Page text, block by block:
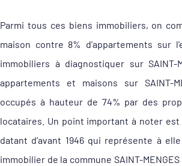
Parmi tous ces biens immobiliers, on
maison contre 8% d'appartements sur
immobiliers à diagnostiquer sur SAINT-
appartements et maisons sur SAINT-
occupés à hauteur de 74% par des
locataires. Un point important à noter
datant d'avant 1946 qui représente à
immobilier de la commune SAINT-